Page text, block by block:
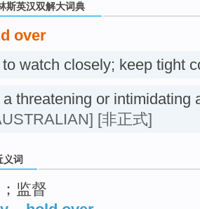
斯英汉双解大词典
over
to watch closely; keep tight
a threatening or intimidating
[非正式]
义词
监督